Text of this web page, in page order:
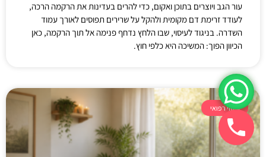
עור הגב ויוצרים בתוכן ואקום, כדי להרים בעדינות את הרקמה הרכה,
לעודד זרימת דם מקומית ולהקל על שרירים תפוסים לאורך עמוד
השדרה. בניגוד לעיסוי, שבו הלחץ נדחף פנימה אל תוך הרקמה, כאן
הכיוון הפוך: המשיכה היא כלפי חוץ.
עיסוי רפואי